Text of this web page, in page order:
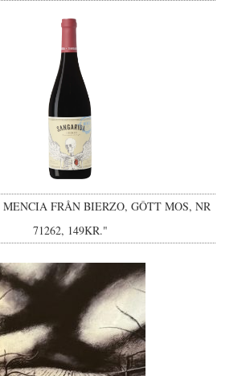
FRÅN BIERZO, GÔTT MOS, NR
71262, 149KR."